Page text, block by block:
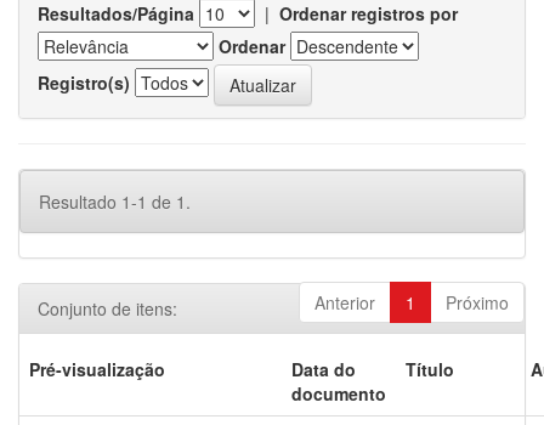
Resultados/Página | Ordenar registros por
Ordenar
Registro(s)
Resultado 1-1 de 1.
Anterior 1 Próximo
Conjunto de itens:
Pré-visualização
Data do
documento
Título